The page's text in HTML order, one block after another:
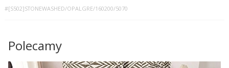
#[S502]STONEWASHED/OPALGRE/160200/5070
Polecamy